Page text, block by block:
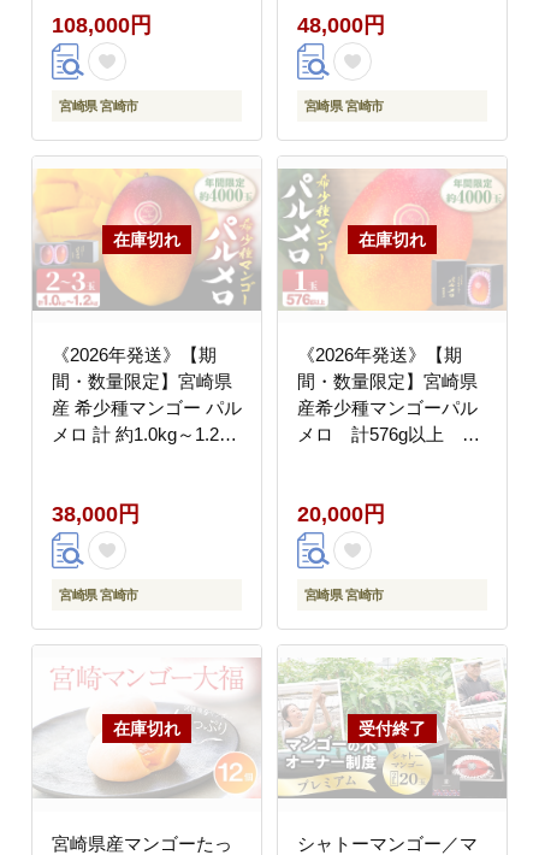
ー 650g 1玉 糖度20度
果物 完熟フルーツ フル
ーツ デザート スイーツ
希少 農家直送 贈答品
取り寄せ
108,000円
宮崎県 宮崎市
48,000円
宮崎県 宮崎市
《2026年発送》【期
間・数量限定】宮崎県
産 希少種マンゴー パル
メロ 計 約1.0kg～1.2kg
38,000円
宮崎県 宮崎市
《2026年発送》【期
間・数量限定】宮崎県
産希少種マンゴーパル
メロ 計576g以上 1
果物 完熟フルーツ フル
ーツ デザート スイーツ
希少 農家直送 贈答品
贈答 贈り物 ギフト グ
20,000円
宮崎県 宮崎市
宮崎県産マンゴーたっ
シャトーマンゴー／マ